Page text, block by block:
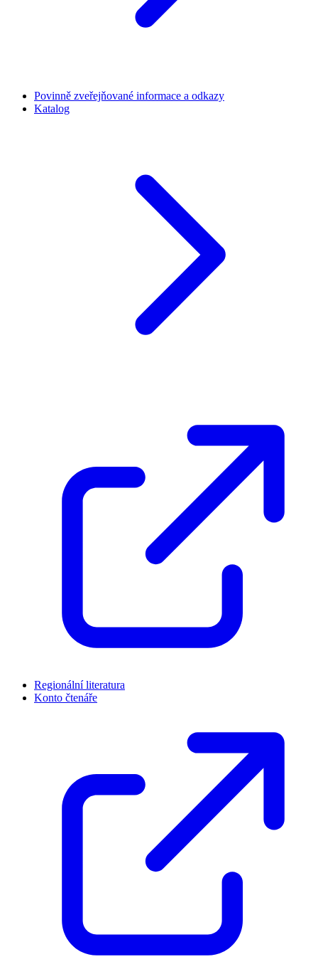
Povinně zveřejňované informace a odkazy
Katalog
Regionální literatura
Konto čtenáře